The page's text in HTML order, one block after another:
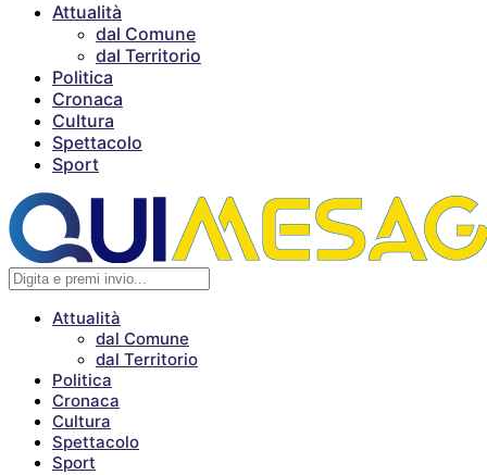
Attualità
dal Comune
dal Territorio
Politica
Cronaca
Cultura
Spettacolo
Sport
Attualità
dal Comune
dal Territorio
Politica
Cronaca
Cultura
Spettacolo
Sport